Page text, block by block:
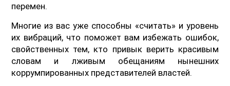
перемен.
Многие из вас уже способны «считать» и уровень
их вибраций, что поможет вам избежать ошибок,
свойственных тем, кто привык верить красивым
словам и лживым обещаниям нынешних
коррумпированных представителей властей.